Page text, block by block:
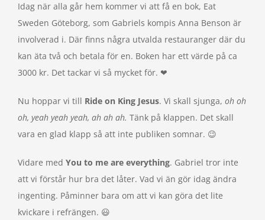
Idag när alla går hem kommer vi att få en bok, Eat
Sweden Göteborg, som Gabriels kompis Anna Benson är
involverad i. Där finns några utvalda restauranger där du
kan äta två och betala för en. Boken har ett värde på ca
3000 kr. Det tackar vi så mycket för. ❤
Nu hoppar vi till Ride on King Jesus. Vi skall sjunga, oh oh
oh, yeah yeah yeah, ah ah ah. Tänk på klappen. Det skall
vara en glad klapp så att inte publiken somnar. 😉
Vidare med You to me are everything. Gabriel tror inte
att vi förstår hur bra det låter. Vad vi än gör idag ändra
ingenting. Påminner bara om att vi kan göra det lite
kvickare i refrängen. 😃